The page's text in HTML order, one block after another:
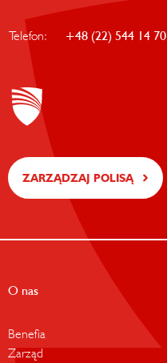
Telefon: +48 (22) 544 14 70
ZARZĄDZAJ POLISĄ
O nas
Benefia
Zarząd